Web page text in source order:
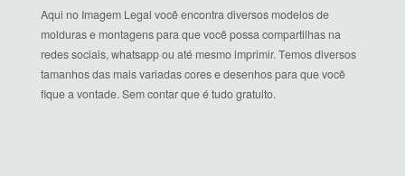
Aqui no Imagem Legal você encontra diversos modelos de
molduras e montagens para que você possa compartilhas na
redes sociais, whatsapp ou até mesmo imprimir. Temos diversos
tamanhos das mais variadas cores e desenhos para que você
fique a vontade. Sem contar que é tudo gratuito.